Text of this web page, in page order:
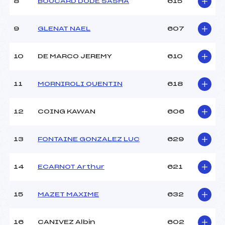
(DA)
Ouvreurs C :
Ouvreurs E :
DURE
MANCHE 2
Heure de départ :
11H30
BOULLOUD BENJAMIN
(DA)
Ouvreurs C :
8 BOUCARD DODE SASHA 615
9 GLENAT NAEL 607
10 DE MARCO JEREMY 610
11 MORNIROLI QUENTIN 618
12 COING KAWAN 606
13 FONTAINE GONZALEZ LUC 629
14 ECARNOT Arthur 621
15 MAZET MAXIME 632
16 CANIVEZ Albin 602